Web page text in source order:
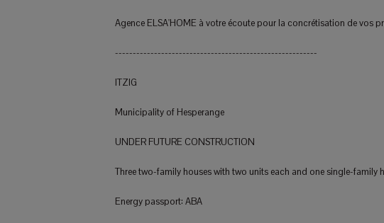
Agence ELSA'HOME à votre écoute pour la concrétisation de vos
---------------------------------------------------------
ITZIG
Municipality of Hesperange
UNDER FUTURE CONSTRUCTION
Three two-family houses with two units each and one single-family
Energy passport: ABA